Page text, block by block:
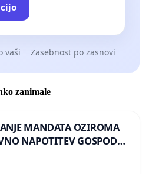
vaši Zasebnost po zasnovi
zanimale
MANDATA OZIROMA
NAPOTITEV GOSPODA
NA VELEPOSLANIŠTVO
V MOSKVI